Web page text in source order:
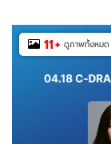
11+ ดูภาพทั้งหมด